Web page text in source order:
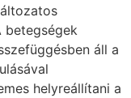
betegségek
áll a
helyreállítani a